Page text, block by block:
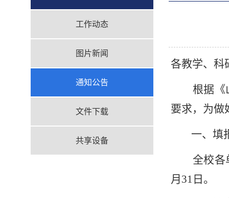
工作动态
图片新闻
通知公告
文件下载
共享设备
各教学、科
根据《
要求，为做
一、填
全校各
月31日。